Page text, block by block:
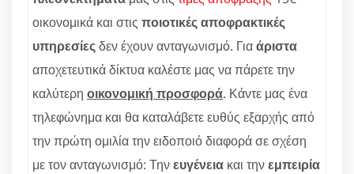
οικονομικά και στις ποιοτικές αποφρακτικές
υπηρεσίεςδεν έχουν ανταγωνισμό. Γιαάριστα
αποχετευτικά δίκτυα καλέστε μας να πάρετε την
καλύτερη οικονομική προσφορά. Κάντε μας ένα
τηλεφώνημα και θα καταλάβετε ευθύς εξαρχής από
την πρώτη ομιλία την ειδοποιό διαφορά σε σχέση
με τον ανταγωνισμό: Τηνευγένεια και τηνεμπειρία